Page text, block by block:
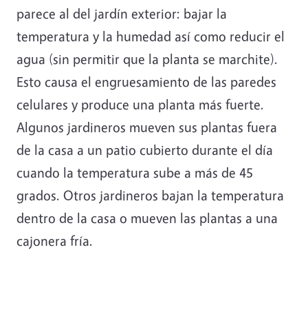
parece al del jardín exterior: bajar la
temperatura y la humedad así como reducir el
agua (sin permitir que la planta se marchite).
Esto causa el engruesamiento de las paredes
celulares y produce una planta más fuerte.
Algunos jardineros mueven sus plantas fuera
de la casa a un patio cubierto durante el día
cuando la temperatura sube a más de 45
grados. Otros jardineros bajan la temperatura
dentro de la casa o mueven las plantas a una
cajonera fría.